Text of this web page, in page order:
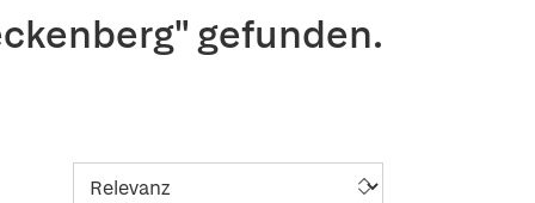
gefunden.